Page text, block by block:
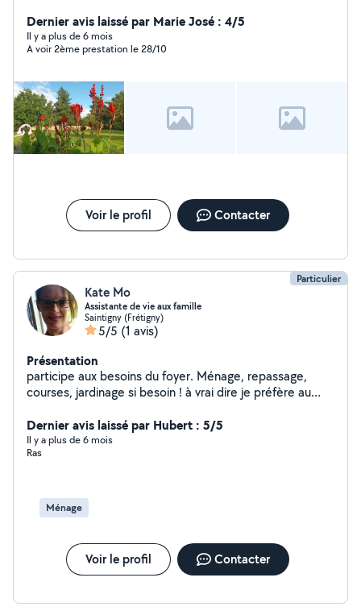
Dernier avis laissé par Marie José : 4/5
Il y a plus de 6 mois
A voir 2ème prestation le 28/10
Voir le profil Contacter
Particulier
Kate Mo
Assistante de vie aux famille
Saintigny (Frétigny)
5/5 (1 avis)
Présentation
participe aux besoins du foyer. Ménage, repassage,
courses, jardinage si besoin ! à vrai dire je préfère au
Dernier avis laissé par Hubert : 5/5
Il y a plus de 6 mois
Ras
Ménage
Voir le profil Contacter